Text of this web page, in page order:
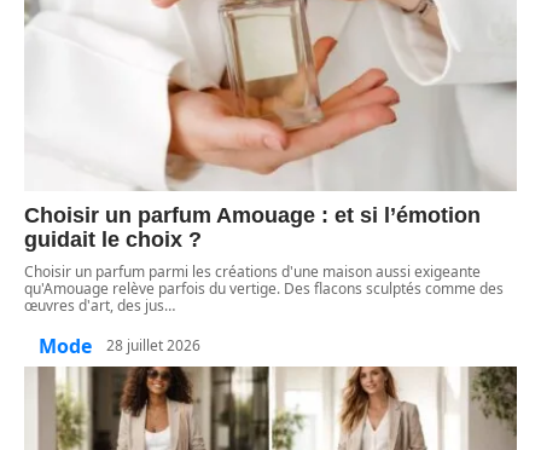
Choisir un parfum Amouage : et si l’émotion
guidait le choix ?
Choisir un parfum parmi les créations d'une maison aussi exigeante
qu'Amouage relève parfois du vertige. Des flacons sculptés comme des
œuvres d'art, des jus…
Mode 28 juillet 2026